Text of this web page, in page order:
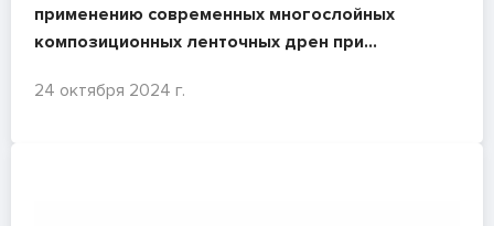
применению современных многослойных
композиционных ленточных дрен при
24 октября 2024 г.